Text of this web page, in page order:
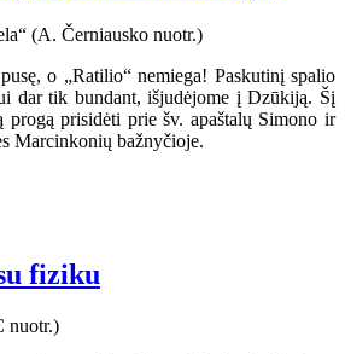
o „Ratilio“ nemiega! Paskutinį spalio
dar tik bundant, išjudėjome į Dzūkiją. Šį
progą prisidėti prie šv. apaštalų Simono ir
Marcinkonių bažnyčioje.
fiziku